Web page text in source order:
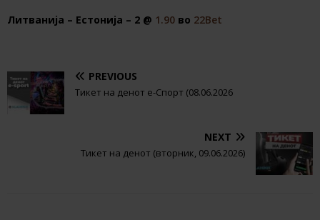
Литванија – Естонија – 2 @ 1.90 во 22Bet
PREVIOUS
Тикет на денот е-Спорт (08.06.2026
NEXT
Тикет на денот (вторник, 09.06.2026)